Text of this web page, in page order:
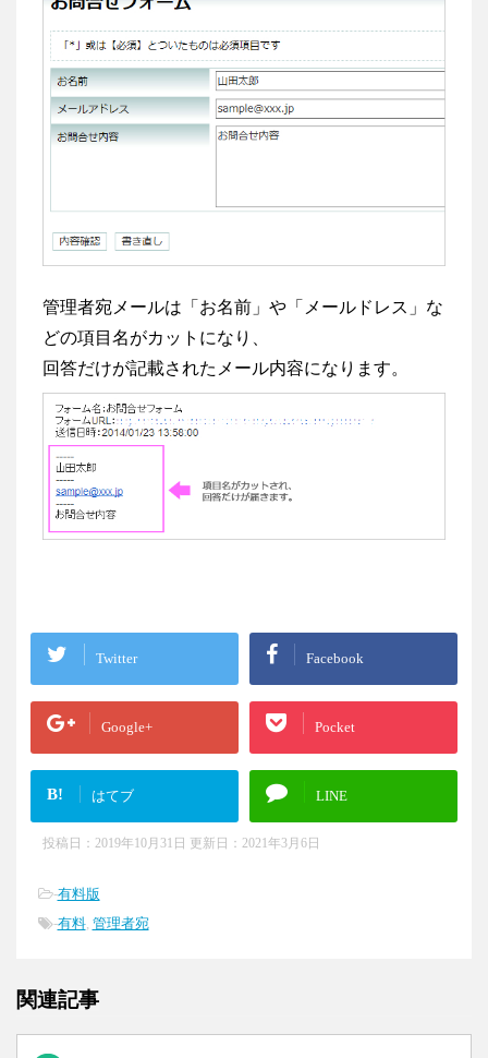
管理者宛メールは「お名前」や「メールドレス」な
どの項目名がカットになり、
回答だけが記載されたメール内容になります。
Twitter Facebook
Google+ Pocket
B! はてブ LINE
投稿日：2019年10月31日 更新日： 2021年3月6日
-有料版
-有料, 管理者宛
関連記事